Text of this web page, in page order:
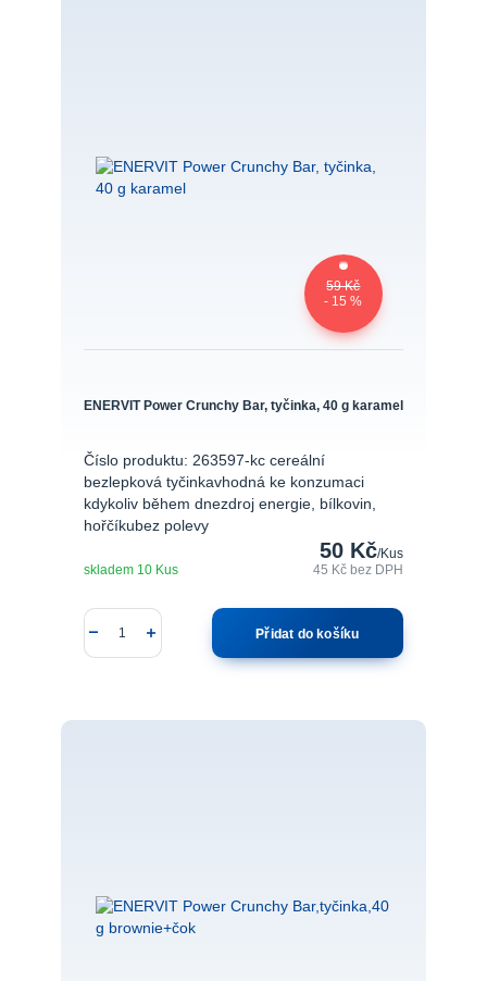
59 Kč
- 15 %
ENERVIT Power Crunchy Bar, tyčinka, 40 g karamel
Číslo produktu: 263597-kc cereální
bezlepková tyčinkavhodná ke konzumaci
kdykoliv během dnezdroj energie, bílkovin,
hořčíkubez polevy
50 Kč/Kus
45 Kčbez DPH
skladem 10 Kus
Přidat do košíku